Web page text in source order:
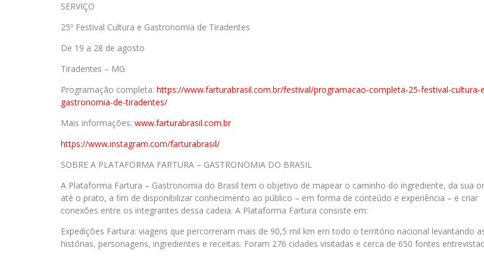
SERVIÇO
25º Festival Cultura e Gastronomia de Tiradentes
De 19 a 28 de agosto
Tiradentes – MG
Programação completa: https://www.farturabrasil.com.br/festival/programacao-completa-25-festival-cultura-
gastronomia-de-tiradentes/
Mais informações: www.farturabrasil.com.br
https://www.instagram.com/farturabrasil/
SOBRE A PLATAFORMA FARTURA – GASTRONOMIA DO BRASIL
A Plataforma Fartura – Gastronomia do Brasil tem o objetivo de mapear o caminho do ingrediente, da sua
até o prato, a fim de disponibilizar conhecimento ao público – em forma de conteúdo e experiência – e criar
conexões entre os integrantes dessa cadeia. A Plataforma Fartura consiste em:
Expedições Fartura: viagens que percorreram mais de 90,5 mil km em todo o território nacional levantando
histórias, personagens, ingredientes e receitas. Foram 276 cidades visitadas e cerca de 650 fontes